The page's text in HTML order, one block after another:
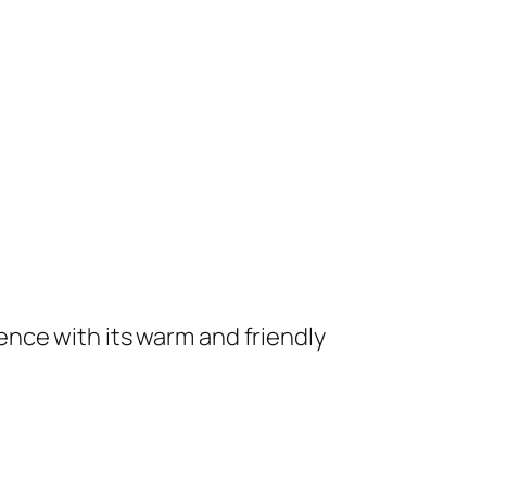
with its warm and friendly